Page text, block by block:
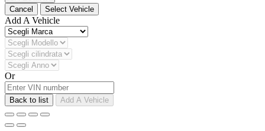
Cancel
Select Vehicle
Add A Vehicle
Or
Back to list Add A Vehicle